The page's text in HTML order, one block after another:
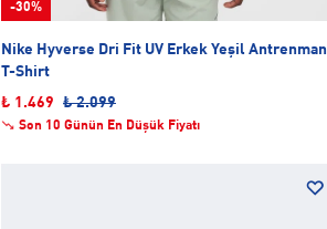
-30%
Nike Hyverse Dri Fit UV Erkek Yeşil Antrenman
T-Shirt
₺ 1.469
₺ 2.099
Son 10 Günün En Düşük Fiyatı